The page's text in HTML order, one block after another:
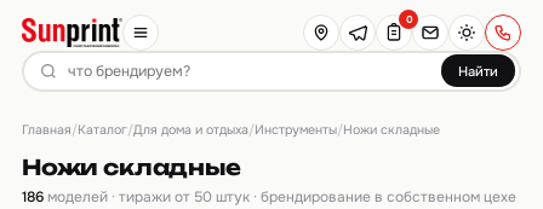
Найти
0
Главная/Каталог/Для дома и отдыха/Инструменты/Ножи складные
Ножи складные
186моделей · тиражи от 50 штук · брендирование в собственном цехе